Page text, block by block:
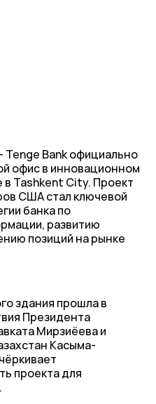
Tenge Bank официально
офис в инновационном
в Tashkent City. Проект
США стал ключевой
банка по
развитию
позиций на рынке
здания прошла в
Президента
Мирзиёева и
Касыма-
проекта для